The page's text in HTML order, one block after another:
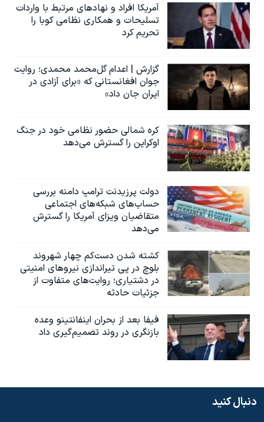
آمریکا افراد و نهادهای مرتبط با واردات
تسلیحات و همکاری نظامی کوبا را
تحریم کرد
گزارش | اعدام گل‌محمد محمدی؛ روایت
جوان افغانستانی که «برای آزادی در
ایران جان داد»
کره شمالی حضور نظامی خود در جنگ
اوکراین را گسترش می‌دهد
دولت پرزیدنت ترامپ دامنه بررسی
حساب‌های شبکه‌های اجتماعی
متقاضیان ویزای آمریکا را گسترش
می‌دهد
کشته شدن دست‌کم چهار شهروند
بلوچ در پی تیراندازی نیروهای امنیتی
در دشتیاری؛ روایت‌های متفاوت از
جزئیات حادثه
فیفا بعد از بحران اینفانتینو وعده
بازنگری در روند تصمیم‌گیری داد
دنبال کنید